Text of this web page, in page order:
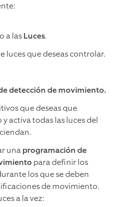
a lasLuces.
luces que deseas controlar.
detección de movimiento.
que deseas que
activa todas las luces del
unaprogramación de
para definir los
los que se deben
de movimiento.
a la vez: